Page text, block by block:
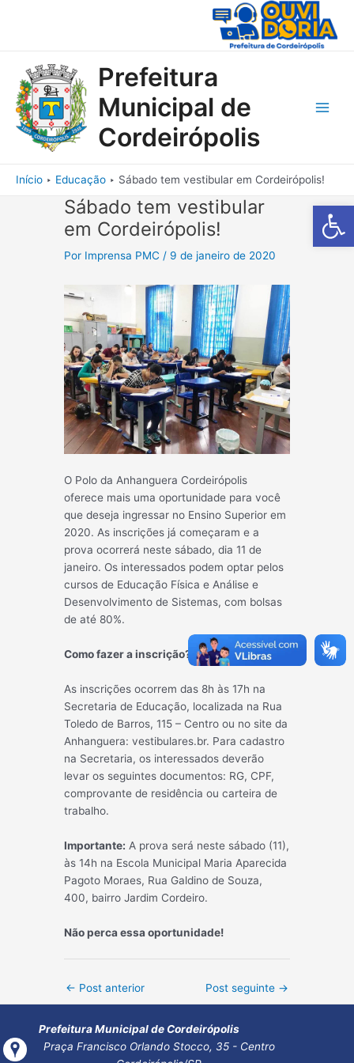
Barra de
Prefeitura
Municipal de
Cordeirópolis
Início Educação Sábado tem vestibular em Cordeirópolis!
Sábado tem vestibular
em Cordeirópolis!
Por Imprensa PMC / 9 de janeiro de 2020
O Polo da Anhanguera Cordeirópolis
oferece mais uma oportunidade para você
que deseja ingressar no Ensino Superior em
2020. As inscrições já começaram e a
prova ocorrerá neste sábado, dia 11 de
janeiro. Os interessados podem optar pelos
cursos de Educação Física e Análise e
Desenvolvimento de Sistemas, com bolsas
de até 80%.
Como fazer a inscrição?
As inscrições ocorrem das 8h às 17h na
Secretaria de Educação, localizada na Rua
Toledo de Barros, 115 – Centro ou no site da
Anhanguera: vestibulares.br. Para cadastro
na Secretaria, os interessados deverão
levar os seguintes documentos: RG, CPF,
comprovante de residência ou carteira de
trabalho.
Importante: A prova será neste sábado (11),
às 14h na Escola Municipal Maria Aparecida
Pagoto Moraes, Rua Galdino de Souza,
400, bairro Jardim Cordeiro.
Não perca essa oportunidade!
Post
← Post anterior Post seguinte →
Prefeitura Municipal de Cordeirópolis
Praça Francisco Orlando Stocco, 35 - Centro